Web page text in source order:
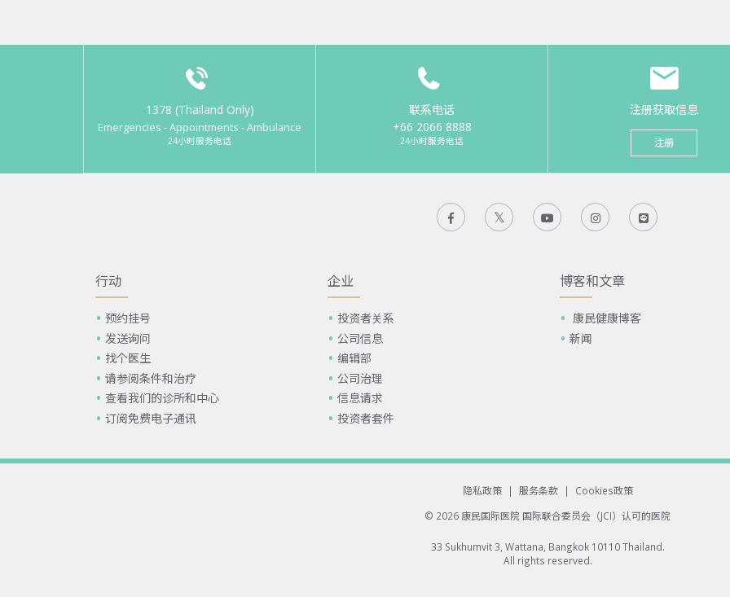
1378 (Thailand Only)
Emergencies - Appointments - Ambulance
24小时服务电话
联系电话
+66 2066 8888
24小时服务电话
注册获取信息
注册
行动
预约挂号
发送询问
找个医生
请参阅条件和治疗
查看我们的诊所和中心
订阅免费电子通讯
企业
投资者关系
公司信息
编辑部
公司治理
信息请求
投资者套件
博客和文章
康民健康博客
新闻
隐私政策 | 服务条款 |
Cookies政策
© 2026 康民国际医院 国际联合委员会（JCI）认可的医院
33 Sukhumvit 3, Wattana, Bangkok 10110 Thailand.
All rights reserved.